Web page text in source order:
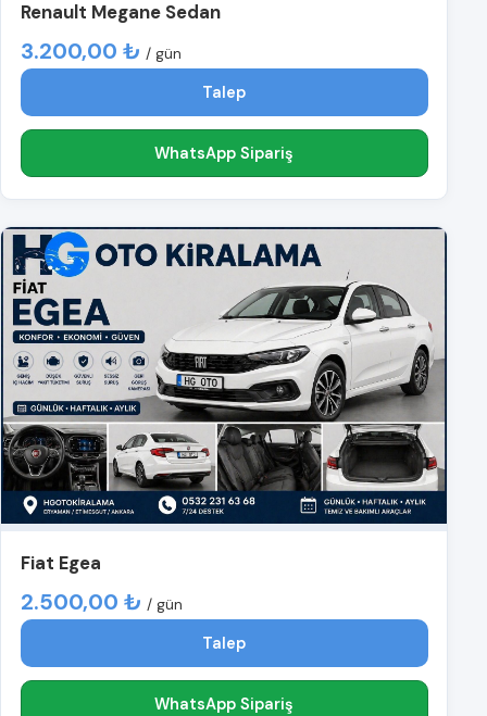
Renault Megane Sedan
3.200,00 ₺ / gün
Talep
WhatsApp Sipariş
Fiat Egea
2.500,00 ₺ / gün
Talep
WhatsApp Sipariş